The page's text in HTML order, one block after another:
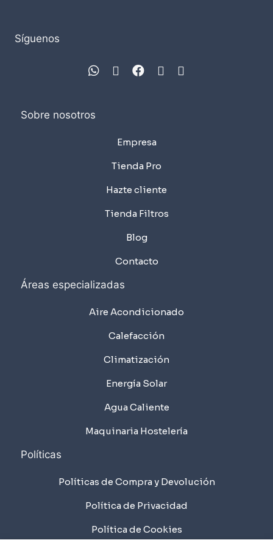
Síguenos
Sobre nosotros
Empresa
Tienda Pro
Hazte cliente
Tienda Filtros
Blog
Contacto
Áreas especializadas
Aire Acondicionado
Calefacción
Climatización
Energía Solar
Agua Caliente
Maquinaria Hostelería
Políticas
Políticas de Compra y Devolución
Política de Privacidad
Política de Cookies